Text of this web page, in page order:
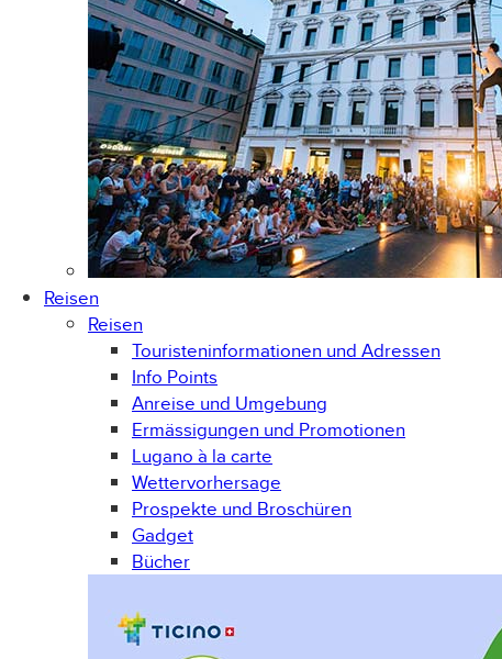
Reisen
Reisen
Touristeninformationen und Adressen
Info Points
Anreise und Umgebung
Ermässigungen und Promotionen
Lugano à la carte
Wettervorhersage
Prospekte und Broschüren
Gadget
Bücher